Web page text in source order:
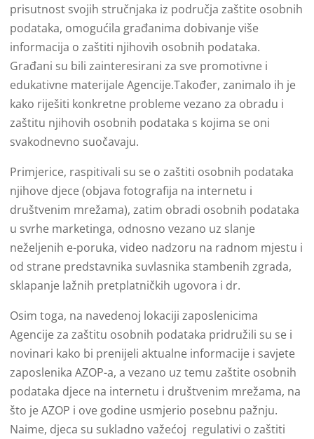
prisutnost svojih stručnjaka iz područja zaštite osobnih
podataka, omogućila građanima dobivanje više
informacija o zaštiti njihovih osobnih podataka.
Građani su bili zainteresirani za sve promotivne i
edukativne materijale Agencije.Također, zanimalo ih je
kako riješiti konkretne probleme vezano za obradu i
zaštitu njihovih osobnih podataka s kojima se oni
svakodnevno suočavaju.
Primjerice, raspitivali su se o zaštiti osobnih podataka
njihove djece (objava fotografija na internetu i
društvenim mrežama), zatim obradi osobnih podataka
u svrhe marketinga, odnosno vezano uz slanje
neželjenih e-poruka, video nadzoru na radnom mjestu i
od strane predstavnika suvlasnika stambenih zgrada,
sklapanje lažnih pretplatničkih ugovora i dr.
Osim toga, na navedenoj lokaciji zaposlenicima
Agencije za zaštitu osobnih podataka pridružili su se i
novinari kako bi prenijeli aktualne informacije i savjete
zaposlenika AZOP-a, a vezano uz temu zaštite osobnih
podataka djece na internetu i društvenim mrežama, na
što je AZOP i ove godine usmjerio posebnu pažnju.
Naime, djeca su sukladno važećoj regulativi o zaštiti